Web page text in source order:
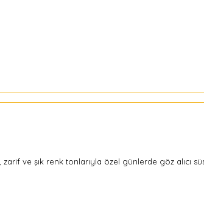
zarif ve şık renk tonlarıyla özel günlerde göz alıcı